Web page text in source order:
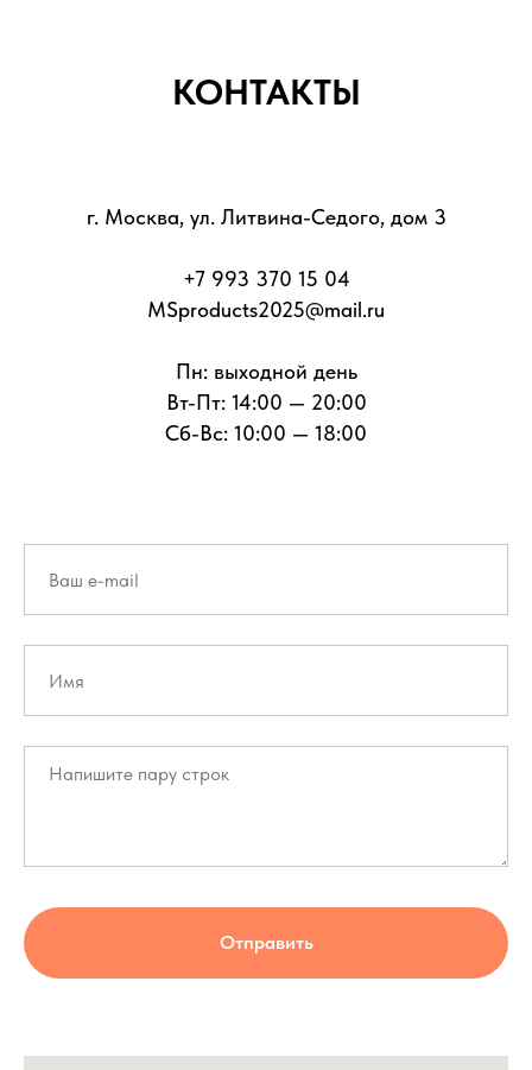
КОНТАКТЫ
г. Москва, ул. Литвина-Седого, дом 3
+7 993 370 15 04
MSproducts2025@mail.ru
Пн: выходной день
Вт-Пт: 14:00 — 20:00
Сб-Вс: 10:00 — 18:00
Отправить